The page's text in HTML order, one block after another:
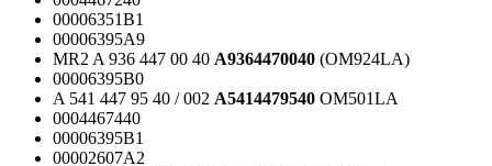
00006351B1
00006395A9
MR2 A 936 447 00 40 A9364470040 (OM924LA)
00006395B0
A 541 447 95 40 / 002 A5414479540 OM501LA
0004467440
00006395B1
00002607A2